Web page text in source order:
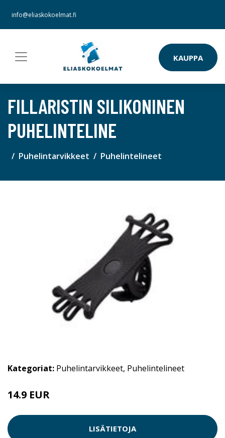
info@eliaskokoelmat.fi
KAUPPA
FILLARISTIN SILIKONINEN
PUHELINTELINE
Puhelintarvikkeet Puhelintelineet
Kategoriat: Puhelintarvikkeet, Puhelintelineet
14.9 EUR
LISÄTIETOJA